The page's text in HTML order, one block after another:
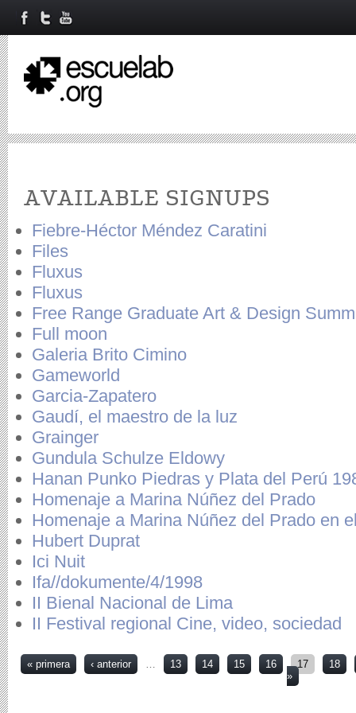
AVAILABLE SIGNUPS
Fiebre-Héctor Méndez Caratini
Files
Fluxus
Fluxus
Free Range Graduate Art & Design
Full moon
Galeria Brito Cimino
Gameworld
Garcia-Zapatero
Gaudí, el maestro de la luz
Grainger
Gundula Schulze Eldowy
Hanan Punko Piedras y Plata del Perú
Homenaje a Marina Núñez del Prado
Homenaje a Marina Núñez del Prado en
Hubert Duprat
Ici Nuit
Ifa//dokumente/4/1998
II Bienal Nacional de Lima
II Festival regional Cine, video, sociedad
Páginas
« primera ‹ anterior … 13 14 15 16 17
18
»